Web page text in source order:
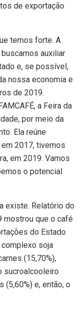
de exportação
temos forte. A
auxiliar
e, se possível,
nossa economia e
de 2019.
a Feira da
por meio da
Ela reúne
2017, tivemos
em 2019. Vamos
o potencial
existe. Relatório do
mostrou que o café
do Estado
complexo soja
(15,70%),
sucroalcooleiro
(5,60%) e, então, o